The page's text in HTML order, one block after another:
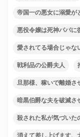
帝国一の悪女に溺愛が
悪役令嬢は死神パパに
愛されてる場合じゃな
戦利品の公爵夫人
旦那様、稼いで離婚さ
暗黒伯爵な夫を破滅さ
殺された私が気づいた
消えて差し上げます、